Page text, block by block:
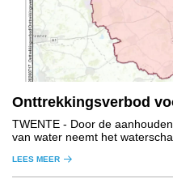
Onttrekkingsverbod
TWENTE - Door de
van water neemt het
LEES MEER